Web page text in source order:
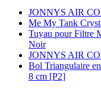
JONNYS AIR
Me My Tank
Tuyau pour Filtre
Noir
JONNYS AIR
Bol Triangulaire
8 cm [P2]